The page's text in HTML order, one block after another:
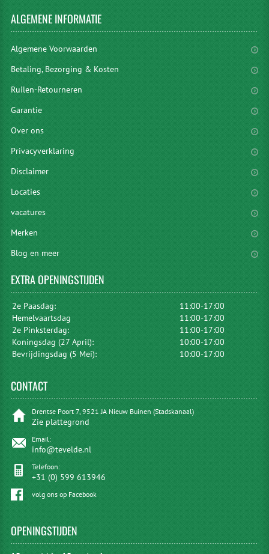
ALGEMENEINFORMATIE
Algemene Voorwaarden
Betaling, Bezorging & Kosten
Ruilen-Retourneren
Garantie
Over ons
Privacyverklaring
Disclaimer
Locaties
vacatures
Merken
Blog en meer
EXTRAOPENINGSTIJDEN
2e Paasdag:
11:00-17:00
Hemelvaartsdag
11:00-17:00
2e Pinksterdag:
11:00-17:00
Koningsdag (27 April):
10:00-17:00
Bevrijdingsdag (5 Mei):
10:00-17:00
CONTACT
Drentse Poort 7, 9521 JA Nieuw Buinen (Stadskanaal)
Zie plattegrond
Email:
info@tevelde.nl
Telefoon:
+31 (0) 599 613946
volg ons op Facebook
OPENINGSTIJDEN